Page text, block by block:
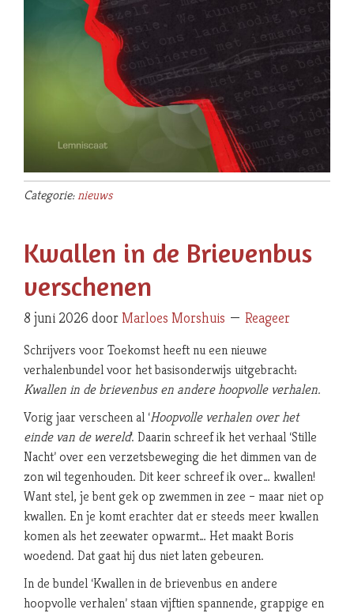
Categorie:nieuws
Kwallen in de Brievenbus
verschenen
8 juni 2026 doorMarloes Morshuis Reageer
Schrijvers voor Toekomst heeft nu een nieuwe
verhalenbundel voor het basisonderwijs uitgebracht:
Kwallen in de brievenbus en andere hoopvolle verhalen.
Vorig jaar verscheen al ‘Hoopvolle verhalen over het
einde van de wereld‘. Daarin schreef ik het verhaal ‘Stille
Nacht’ over een verzetsbeweging die het dimmen van de
zon wil tegenhouden. Dit keer schreef ik over… kwallen!
Want stel, je bent gek op zwemmen in zee – maar niet op
kwallen. En je komt erachter dat er steeds meer kwallen
komen als het zeewater opwarmt… Het maakt Boris
woedend. Dat gaat hij dus niet laten gebeuren.
In de bundel ‘Kwallen in de brievenbus en andere
hoopvolle verhalen’ staan vijftien spannende, grappige en